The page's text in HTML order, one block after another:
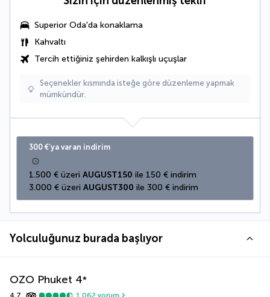
Superior Oda'da konaklama
Kahvaltı
Tercih ettiğiniz şehirden kalkışlı uçuşlar
Seçenekler kısmında isteğe göre düzenleme yapmak
mümkündür.
300 €’ya varan indirim
1.500 € üzeri AUGUST150 ile 150 € indirim
3.000 € üzeri AUGUST300 ile 300 € indirim
Yolculuğunuz burada başlıyor
OZO Phuket 4*
4,7 1.062 yorum